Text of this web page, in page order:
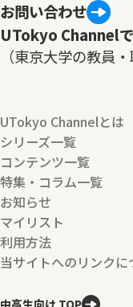
お問い合わせ
UTokyo Channel
（東京大学の教員・
UTokyo Channelとは
シリーズ一覧
コンテンツ一覧
特集・コラム一覧
お知らせ
マイリスト
利用方法
当サイトへのリンクに
中高生向け TOP